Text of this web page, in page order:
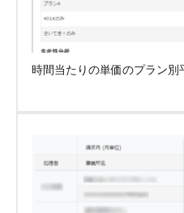
時間当たりの単価のプラン別